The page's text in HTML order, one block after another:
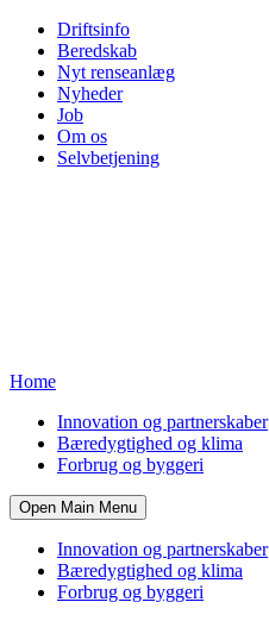
Driftsinfo
Beredskab
Nyt renseanlæg
Nyheder
Job
Om os
Selvbetjening
Home
Innovation og partnerskaber
Bæredygtighed og klima
Forbrug og byggeri
Open Main Menu
Innovation og partnerskaber
Bæredygtighed og klima
Forbrug og byggeri